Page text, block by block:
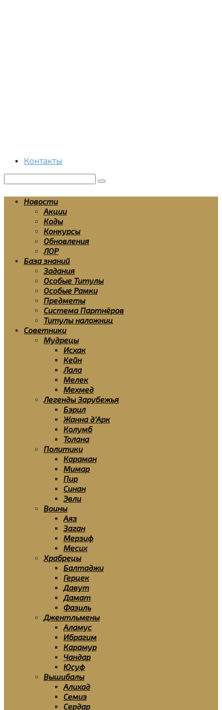
Контакты
Новости
Акции
Коды
Конкурсы
Обновления
ЛОР
База знаний
Задания
Особые Титулы
Особые Рамки
Предметы
Система Партнёров
Титулы наложниц
Советники
Мудрецы
Исхак
Кейн
Лала
Мелек
Мехмед
Легенды Зарубежья
Бэрил
Жанна д’Арк
Колумб
Толана
Политики
Караман
Мимар
Пир
Синан
Эвли
Воины
Аяз
Заган
Мерзиф
Месих
Храбрецы
Балтаджи
Герцек
Давут
Дамат
Фазиль
Джентльмены
Аламус
Ибрагим
Карамур
Чандар
Юсуф
Вышибалы
Алихад
Семиз
Сердар